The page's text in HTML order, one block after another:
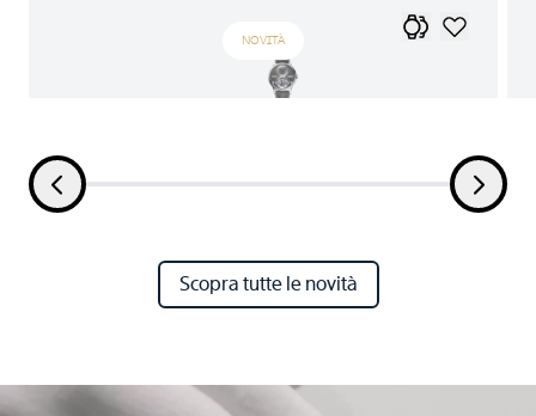
NOVITÀ
Scopra tutte le novità